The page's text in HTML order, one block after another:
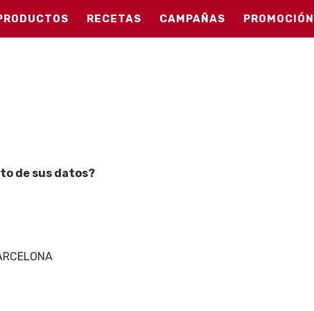
RECETAS CAMPAÑAS PROMOCIÓN
de sus datos?